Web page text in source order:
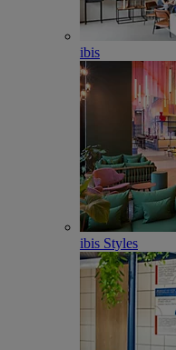
ibis
ibis Styles